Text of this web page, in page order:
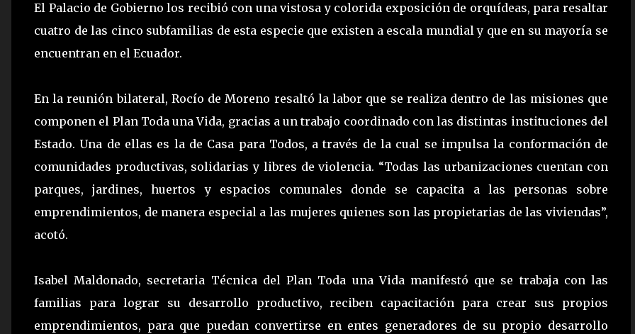
El Palacio de Gobierno los recibió con una vistosa y colorida exposición de orquídeas, para resaltar
cuatro de las cinco subfamilias de esta especie que existen a escala mundial y que en su mayoría se
encuentran en el Ecuador.
En la reunión bilateral, Rocío de Moreno resaltó la labor que se realiza dentro de las misiones que
componen el Plan Toda una Vida, gracias a un trabajo coordinado con las distintas instituciones del
Estado. Una de ellas es la de Casa para Todos, a través de la cual se impulsa la conformación de
comunidades productivas, solidarias y libres de violencia. “Todas las urbanizaciones cuentan con
parques, jardines, huertos y espacios comunales donde se capacita a las personas sobre
emprendimientos, de manera especial a las mujeres quienes son las propietarias de las viviendas”,
acotó.
Isabel Maldonado, secretaria Técnica del Plan Toda una Vida manifestó que se trabaja con las
familias para lograr su desarrollo productivo, reciben capacitación para crear sus propios
emprendimientos, para que puedan convertirse en entes generadores de su propio desarrollo